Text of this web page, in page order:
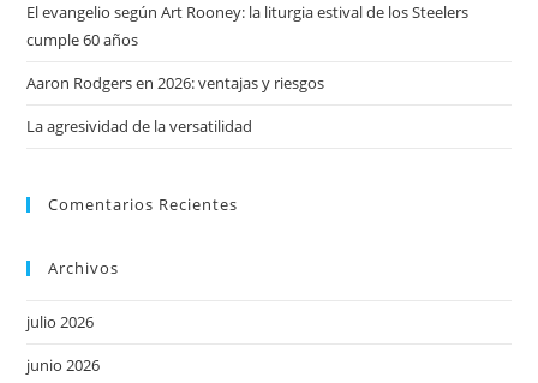
El evangelio según Art Rooney: la liturgia estival de los Steelers
cumple 60 años
Aaron Rodgers en 2026: ventajas y riesgos
La agresividad de la versatilidad
Comentarios Recientes
Archivos
julio 2026
junio 2026